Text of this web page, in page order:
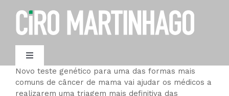
para
Toggle
Navigation
AGENDAMENTO
Novo teste genético para uma das formas mais
comuns de câncer de mama vai ajudar os médicos a
realizarem uma triagem mais definitiva das